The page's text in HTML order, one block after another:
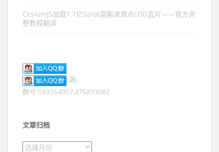
CesiumJS加载1.1亿Splat高斯泼溅点LOD瓦片——官方完
整教程翻译
(满)
群号:593764057,476893082
文章归档
文章归档